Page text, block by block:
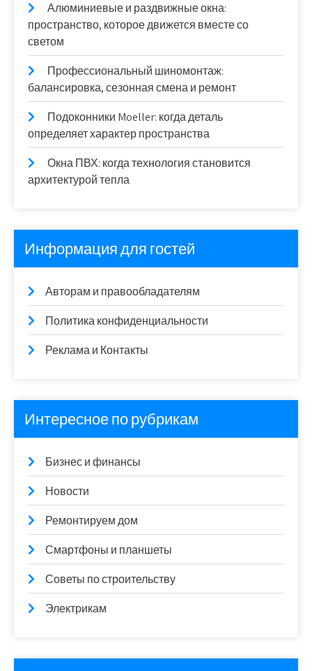
Алюминиевые и раздвижные окна:
пространство, которое движется вместе со
светом
Профессиональный шиномонтаж:
балансировка, сезонная смена и ремонт
Подоконники Moeller: когда деталь
определяет характер пространства
Окна ПВХ: когда технология становится
архитектурой тепла
Информация для гостей
Авторам и правообладателям
Политика конфиденциальности
Реклама и Контакты
Интересное по рубрикам
Бизнес и финансы
Новости
Ремонтируем дом
Смартфоны и планшеты
Советы по строительству
Электрикам